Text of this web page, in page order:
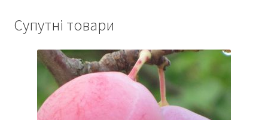
Супутні товари